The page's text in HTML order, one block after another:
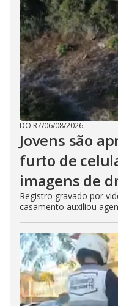
DO R7/06/08/2026
Jovens são
furto de
imagens de
Registro gravado por
casamento auxiliou